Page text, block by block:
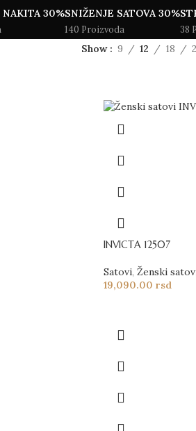
NAKITA 30%SNIŽENJE SATOVA 30%
140 Proizvoda 38
Show 9 12 18
INVICTA 12507
Satovi, Ženski
19,090.00 rsd